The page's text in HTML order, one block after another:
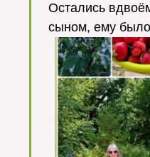
Остались
сыном, ему было